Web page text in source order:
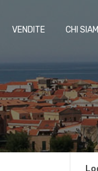
VENDITE CHI